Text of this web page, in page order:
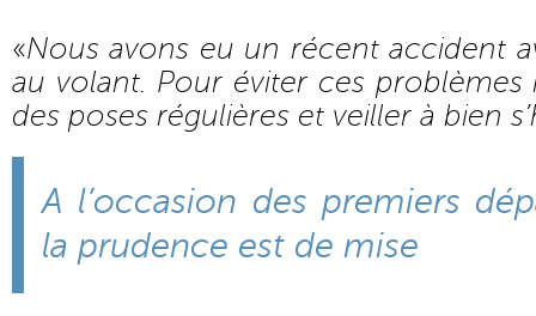
«Nous avons eu un récent accident
au volant. Pour éviter ces problèmes
des poses régulières et veiller à bien
A l’occasion des premiers
la prudence est de mise